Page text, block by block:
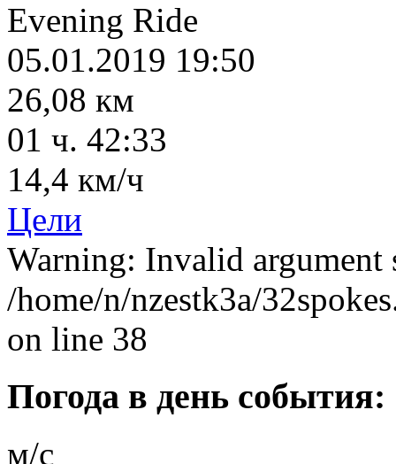
Evening Ride
05.01.2019 19:50
26,08 км
01 ч. 42:33
14,4 км/ч
Цели
Warning: Invalid
/home/n/nzestk3a/
on line 38
Погода в день события:
м/с